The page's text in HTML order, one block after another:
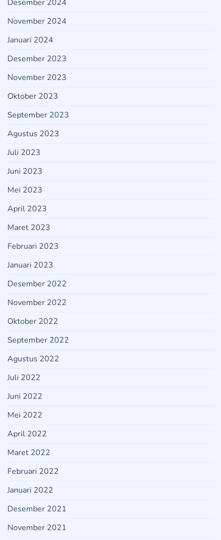
Desember 2024
November 2024
Januari 2024
Desember 2023
November 2023
Oktober 2023
September 2023
Agustus 2023
Juli 2023
Juni 2023
Mei 2023
April 2023
Maret 2023
Februari 2023
Januari 2023
Desember 2022
November 2022
Oktober 2022
September 2022
Agustus 2022
Juli 2022
Juni 2022
Mei 2022
April 2022
Maret 2022
Februari 2022
Januari 2022
Desember 2021
November 2021